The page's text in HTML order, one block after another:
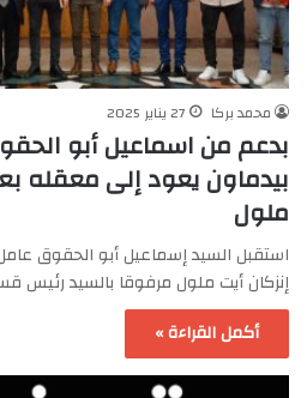
محمد بركا 27 يناير 2025
بدعم من اسماعيل أبو
بيدماون يعود إلى معقله
ملول
استقبل السيد إسماعيل أبو الحقوق
إنزكان أيت ملول مرفوقا بالسيد رئيس
أكمل القراءة »